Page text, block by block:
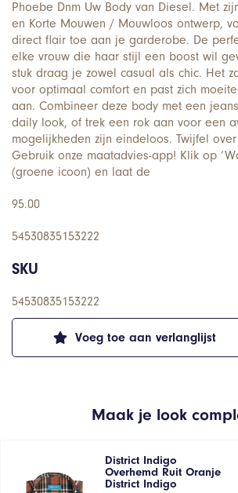
Voeg toe aan verlanglijst
Phoebe Dnm Uw Body van Diesel. Met
en Korte Mouwen / Mouwloos ontwerp,
direct flair toe aan je garderobe. De
elke vrouw die haar stijl een boost wil
stuk draag je zowel casual als chic. Het
voor optimaal comfort en past zich
aan. Combineer deze body met een
daily look, of trek een rok aan voor een
mogelijkheden zijn eindeloos. Twijfel
Gebruik onze maatadvies-app! Klik op
(groene icoon) en laat de
95.00
54530835153222
SKU
54530835153222
Maak je look
District Indigo
Overhemd Ruit Oranje
District Indigo